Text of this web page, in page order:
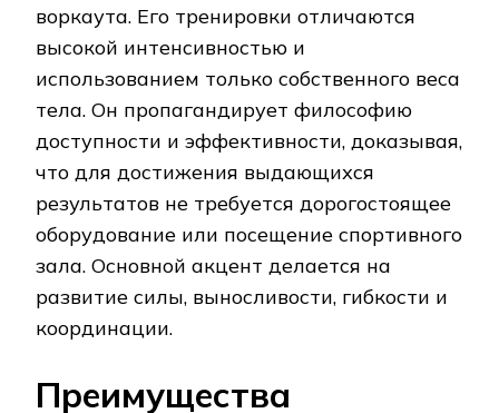
воркаута. Его тренировки отличаются
высокой интенсивностью и
использованием только собственного веса
тела. Он пропагандирует философию
доступности и эффективности, доказывая,
что для достижения выдающихся
результатов не требуется дорогостоящее
оборудование или посещение спортивного
зала. Основной акцент делается на
развитие силы, выносливости, гибкости и
координации.
Преимущества